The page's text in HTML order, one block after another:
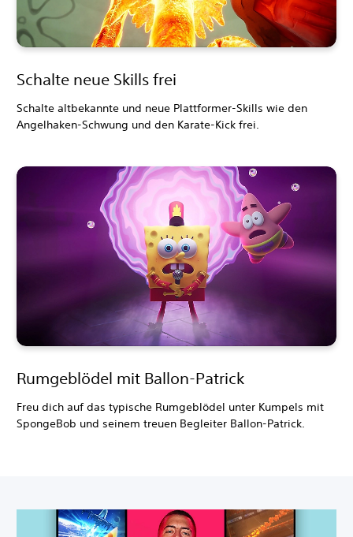
Schalte neue Skills frei
Schalte altbekannte und neue Plattformer-Skills wie den
Angelhaken-Schwung und den Karate-Kick frei.
Rumgeblödel mit Ballon-Patrick
Freu dich auf das typische Rumgeblödel unter Kumpels mit
SpongeBob und seinem treuen Begleiter Ballon-Patrick.